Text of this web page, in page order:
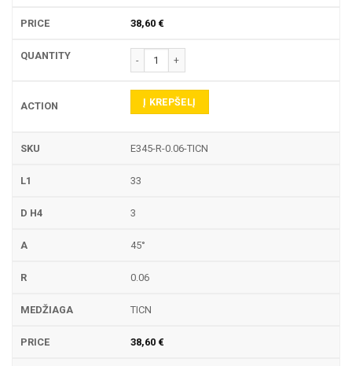
38,60 €
produkto kiekis: E345-R GRAVIRAVIMO FREZA
Į KREPŠELĮ
E345-R-0.06-TICN
33
3
45°
0.06
TICN
38,60 €